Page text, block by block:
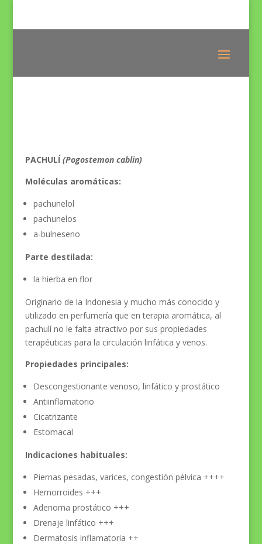
PACHULÍ(Pogostemon cablin)
Moléculas aromáticas:
pachunelol
pachunelos
a-bulneseno
Parte destilada:
la hierba en flor
Originario de la Indonesia y mucho más conocido y
utilizado en perfumería que en terapia aromática, al
pachulí no le falta atractivo por sus propiedades
terapéuticas para la circulación linfática y venos.
Propiedades principales:
Descongestionante venoso, linfático y prostático
Antiinflamatorio
Cicatrizante
Estomacal
Indicaciones habituales:
Piernas pesadas, varices, congestión pélvica ++++
Hemorroides +++
Adenoma prostático +++
Drenaje linfático +++
Dermatosis inflamatoria ++